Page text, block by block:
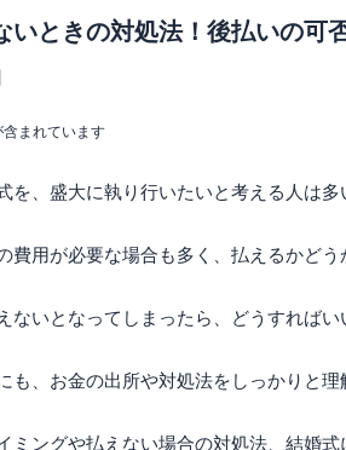
いときの対処法！後払いの可
まれています
を、盛大に執り行いたいと考える人は多
費用が必要な場合も多く、払えるかどう
ないとなってしまったら、どうすればい
も、お金の出所や対処法をしっかりと理
ミングや払えない場合の対処法、結婚